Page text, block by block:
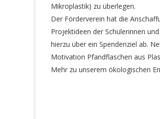
Mikroplastik) zu überlegen.
Der Förderverein hat die
Projektideen der Schülerinnen
hierzu über ein Spendenziel ab.
Motivation Pfandflaschen aus
Mehr zu unserem ökologischen